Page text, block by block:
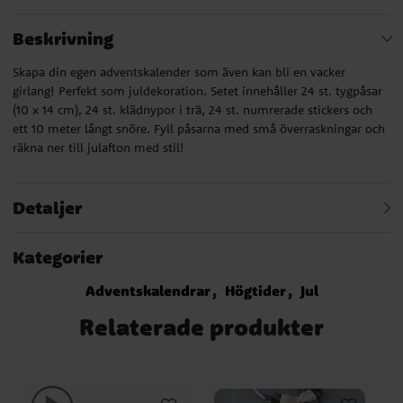
Beskrivning
Skapa din egen adventskalender som även kan bli en vacker
girlang! Perfekt som juldekoration. Setet innehåller 24 st. tygpåsar
(10 x 14 cm), 24 st. klädnypor i trä, 24 st. numrerade stickers och
ett 10 meter långt snöre. Fyll påsarna med små överraskningar och
räkna ner till julafton med stil!
Detaljer
Kategorier
Adventskalendrar Högtider Jul
Relaterade produkter